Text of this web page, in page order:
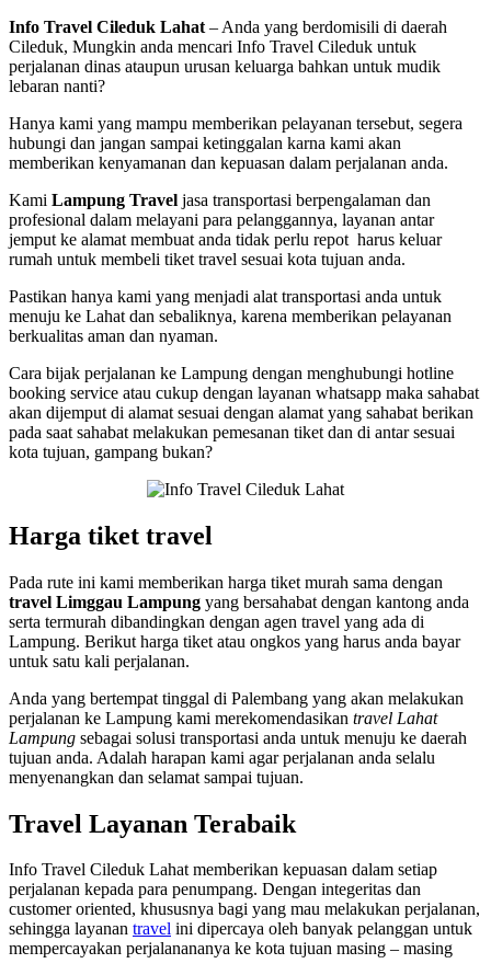
Info Travel Cileduk Lahat – Anda yang berdomisili di daerah
Cileduk, Mungkin anda mencari Info Travel Cileduk untuk
perjalanan dinas ataupun urusan keluarga bahkan untuk mudik
lebaran nanti?
Hanya kami yang mampu memberikan pelayanan tersebut, segera
hubungi dan jangan sampai ketinggalan karna kami akan
memberikan kenyamanan dan kepuasan dalam perjalanan anda.
Kami Lampung Travel jasa transportasi berpengalaman dan
profesional dalam melayani para pelanggannya, layanan antar
jemput ke alamat membuat anda tidak perlu repot harus keluar
rumah untuk membeli tiket travel sesuai kota tujuan anda.
Pastikan hanya kami yang menjadi alat transportasi anda untuk
menuju ke Lahat dan sebaliknya, karena memberikan pelayanan
berkualitas aman dan nyaman.
Cara bijak perjalanan ke Lampung dengan menghubungi hotline
booking service atau cukup dengan layanan whatsapp maka sahabat
akan dijemput di alamat sesuai dengan alamat yang sahabat berikan
pada saat sahabat melakukan pemesanan tiket dan di antar sesuai
kota tujuan, gampang bukan?
Harga tiket travel
Pada rute ini kami memberikan harga tiket murah sama dengan
travel Limggau Lampung yang bersahabat dengan kantong anda
serta termurah dibandingkan dengan agen travel yang ada di
Lampung. Berikut harga tiket atau ongkos yang harus anda bayar
untuk satu kali perjalanan.
Anda yang bertempat tinggal di Palembang yang akan melakukan
perjalanan ke Lampung kami merekomendasikan travel Lahat
Lampung sebagai solusi transportasi anda untuk menuju ke daerah
tujuan anda. Adalah harapan kami agar perjalanan anda selalu
menyenangkan dan selamat sampai tujuan.
Travel Layanan Terabaik
Info Travel Cileduk Lahat memberikan kepuasan dalam setiap
perjalanan kepada para penumpang. Dengan integeritas dan
customer oriented, khususnya bagi yang mau melakukan perjalanan,
sehingga layanan travel ini dipercaya oleh banyak pelanggan untuk
mempercayakan perjalanananya ke kota tujuan masing – masing